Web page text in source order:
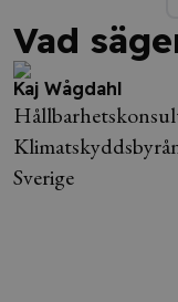
Vad
Kaj Wågdahl
Sverige